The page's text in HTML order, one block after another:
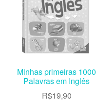
Minhas primeiras 1000
Palavras em Inglês
R$19,90